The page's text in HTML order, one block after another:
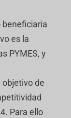
beneficiaria
es la
PYMES, y
objetivo de
Para ello